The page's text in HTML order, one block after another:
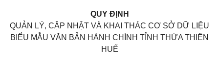
QUY ĐỊNH
QUẢN LÝ, CẬP NHẬT VÀ KHAI THÁC CƠ SỞ DỮ LIỆU
BIỂU MẪU VĂN BẢN HÀNH CHÍNH TỈNH THỪA THIÊN
HUẾ